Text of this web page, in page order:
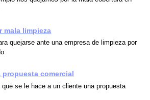
mala limpieza
quejarse ante una empresa de limpieza por
comercial
se le hace a un cliente una propuesta